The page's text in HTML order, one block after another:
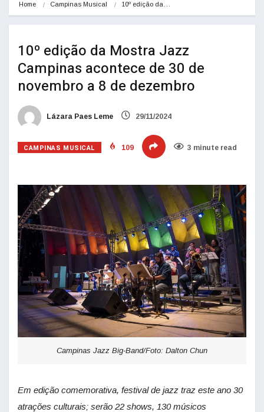
Home Campinas Musical 10º edição da…
10º edição da Mostra Jazz
Campinas acontece de 30 de
novembro a 8 de dezembro
Lázara Paes Leme 29/11/2024
CAMPINAS MUSICAL 109 3 minute read
Campinas Jazz Big-Band/Foto: Dalton Chun
Em edição comemorativa, festival de jazz traz este ano 30
atrações culturais; serão 22 shows, 130 músicos